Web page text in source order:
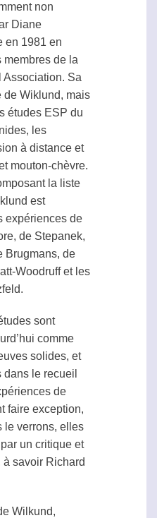
non
Diane
en 1981 en
membres de la
Association. Sa
de Wiklund, mais
études ESP du
les
à distance et
mouton-chèvre.
la liste
est
expériences de
de Stepanek,
Brugmans, de
Woodruff et les
.
sont
comme
solides, et
le recueil
de
faire exception,
le verrons, elles
un critique et
savoir Richard
Wilkund,